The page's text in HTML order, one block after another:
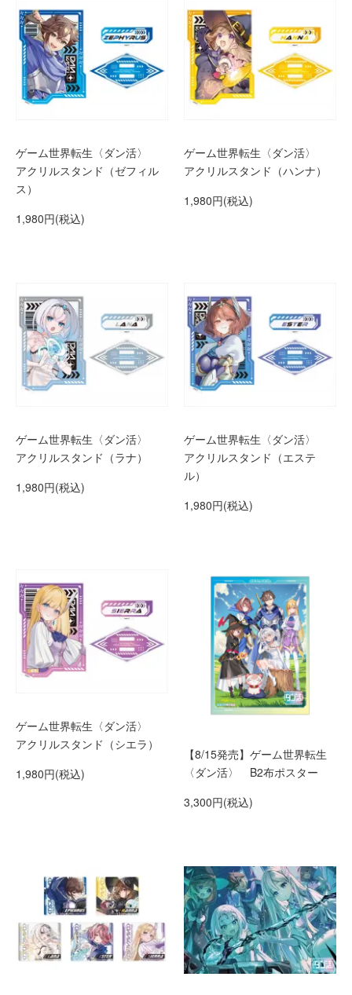
ゲーム世界転生〈ダン活〉
アクリルスタンド（ゼフィル
ス）
1,980円(税込)
ゲーム世界転生〈ダン活〉
アクリルスタンド（ハンナ）
1,980円(税込)
ゲーム世界転生〈ダン活〉
アクリルスタンド（ラナ）
1,980円(税込)
ゲーム世界転生〈ダン活〉
アクリルスタンド（エステ
ル）
1,980円(税込)
ゲーム世界転生〈ダン活〉
アクリルスタンド（シエラ）
1,980円(税込)
【8/15発売】ゲーム世界転生
〈ダン活〉 B2布ポスター
3,300円(税込)